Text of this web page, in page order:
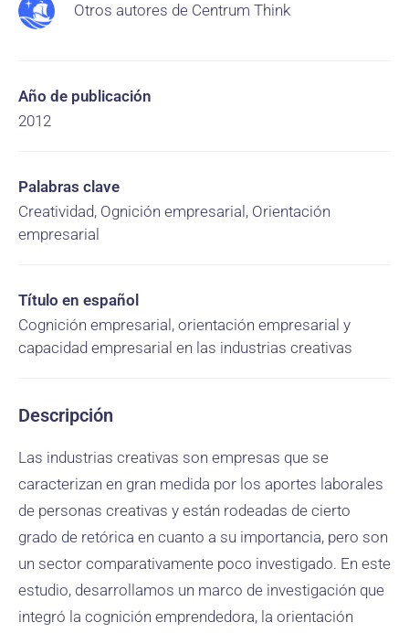
Otros autores de Centrum Think
Año de publicación
2012
Palabras clave
Creatividad, Ognición empresarial, Orientación
empresarial
Título en español
Cognición empresarial, orientación empresarial y
capacidad empresarial en las industrias creativas
Descripción
Las industrias creativas son empresas que se
caracterizan en gran medida por los aportes laborales
de personas creativas y están rodeadas de cierto
grado de retórica en cuanto a su importancia, pero son
un sector comparativamente poco investigado. En este
estudio, desarrollamos un marco de investigación que
integró la cognición emprendedora, la orientación